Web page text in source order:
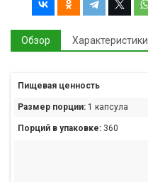
Обзор Характеристики
Пищевая ценность
Размер порции: 1 капсула
Порций в упаковке: 360